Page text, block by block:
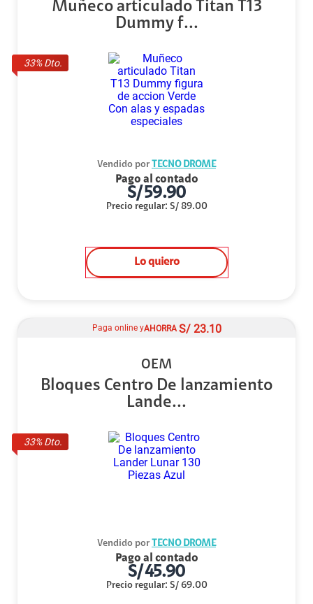
33% Dto.
Muñeco articulado Titan T13
Dummy f...
Vendido por TECNO DROME
Pago al contado
S/59.90
Precio regular: S/ 89.00
Lo quiero
33% Dto.
Paga online yAHORRA S/ 23.10
OEM
Bloques Centro De lanzamiento
Lande...
Vendido por TECNO DROME
Pago al contado
S/45.90
Precio regular: S/ 69.00